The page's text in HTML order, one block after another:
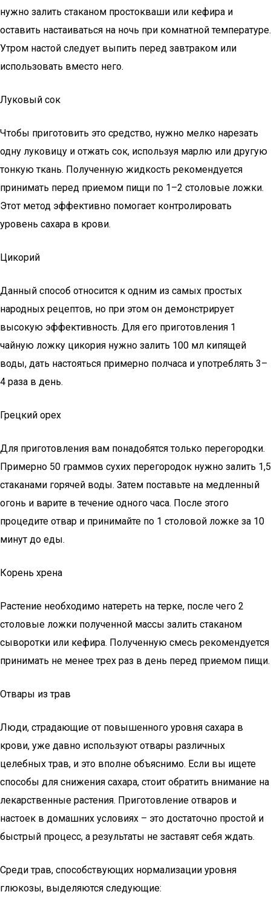
нужно залить стаканом простокваши или кефира и
оставить настаиваться на ночь при комнатной температуре.
Утром настой следует выпить перед завтраком или
использовать вместо него.
Луковый сок
Чтобы приготовить это средство, нужно мелко нарезать
одну луковицу и отжать сок, используя марлю или другую
тонкую ткань. Полученную жидкость рекомендуется
принимать перед приемом пищи по 1–2 столовые ложки.
Этот метод эффективно помогает контролировать
уровень сахара в крови.
Цикорий
Данный способ относится к одним из самых простых
народных рецептов, но при этом он демонстрирует
высокую эффективность. Для его приготовления 1
чайную ложку цикория нужно залить 100 мл кипящей
воды, дать настояться примерно полчаса и употреблять 3–
4 раза в день.
Грецкий орех
Для приготовления вам понадобятся только перегородки.
Примерно 50 граммов сухих перегородок нужно залить 1,5
стаканами горячей воды. Затем поставьте на медленный
огонь и варите в течение одного часа. После этого
процедите отвар и принимайте по 1 столовой ложке за 10
минут до еды.
Корень хрена
Растение необходимо натереть на терке, после чего 2
столовые ложки полученной массы залить стаканом
сыворотки или кефира. Полученную смесь рекомендуется
принимать не менее трех раз в день перед приемом пищи.
Отвары из трав
Люди, страдающие от повышенного уровня сахара в
крови, уже давно используют отвары различных
целебных трав, и это вполне объяснимо. Если вы ищете
способы для снижения сахара, стоит обратить внимание на
лекарственные растения. Приготовление отваров и
настоек в домашних условиях – это достаточно простой и
быстрый процесс, а результаты не заставят себя ждать.
Среди трав, способствующих нормализации уровня
глюкозы, выделяются следующие: